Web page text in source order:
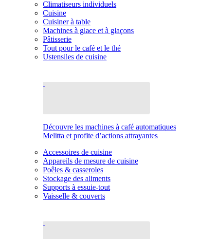
Climatiseurs individuels
Cuisine
Cuisiner à table
Machines à glace et à glaçons
Pâtisserie
Tout pour le café et le thé
Ustensiles de cuisine
Découvre les machines à café automatiques
Melitta et profite d’actions attrayantes
Accessoires de cuisine
Appareils de mesure de cuisine
Poêles & casseroles
Stockage des aliments
Supports à essuie-tout
Vaisselle & couverts